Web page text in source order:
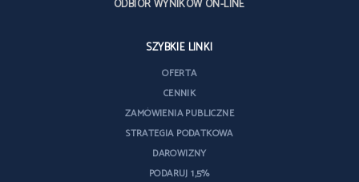
ODBIÓR WYNIKÓW ON-LINE
SZYBKIE LINKI
OFERTA
CENNIK
ZAMÓWIENIA PUBLICZNE
STRATEGIA PODATKOWA
DAROWIZNY
PODARUJ 1,5%